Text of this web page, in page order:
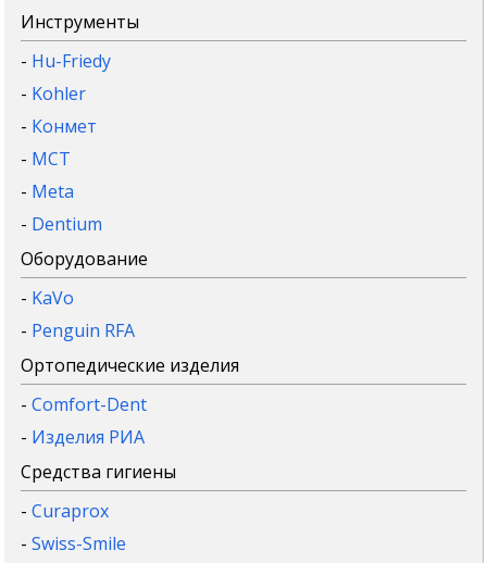
Инструменты
- Hu-Friedy
- Kohler
- Конмет
- MCT
- Meta
- Dentium
Оборудование
- KaVo
- Penguin RFA
Ортопедические изделия
-Comfort-Dent
- Изделия РИА
Средства гигиены
-Curaprox
-Swiss-Smile